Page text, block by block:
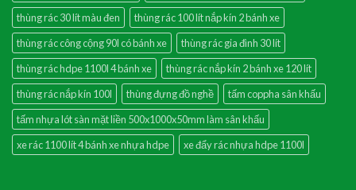
thùng rác 30 lít màu đen
thùng rác 100 lít nắp kín 2 bánh xe
thùng rác công cộng 90l có bánh xe
thùng rác gia đình 30 lít
thùng rác hdpe 1100l 4 bánh xe
thùng rác nắp kín 2 bánh xe 120 lít
thùng rác nắp kín 100l
thùng đựng đồ nghề
tấm coppha sân khấu
tấm nhựa lót sàn mặt liền 500x1000x50mm làm sân khấu
xe rác 1100 lít 4 bánh xe nhựa hdpe
xe đẩy rác nhựa hdpe 1100l